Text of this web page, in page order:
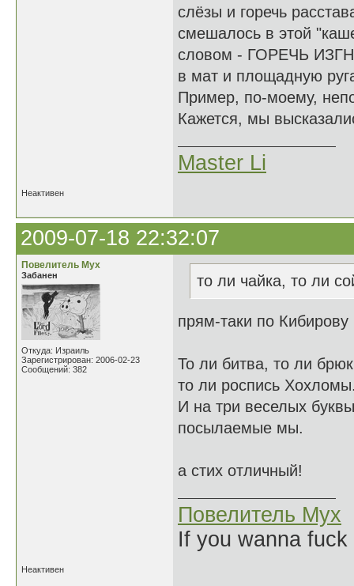
слёзы и горечь
смешалось в этой
словом - ГОРЕЧЬ
в мат и площадную
Пример, по-моему,
Кажется, мы
Master Li
Неактивен
2009-07-18 22:32:07
Повелитель Мух
Забанен
Откуда: Израиль
Зарегистрирован: 2006-02-23
Сообщений: 382
то ли чайка, то ли
прям-таки по Кибирову
То ли битва, то ли
то ли роспись
И на три веселых буквы
посылаемые мы.
а стих отличный!
Повелитель Мух
If you wanna
Неактивен